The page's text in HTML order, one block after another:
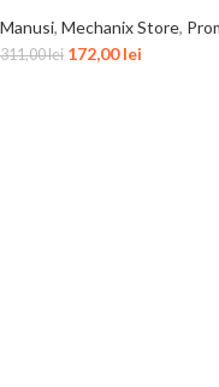
Manusi, Mechanix Store,
311,00lei 172,00lei